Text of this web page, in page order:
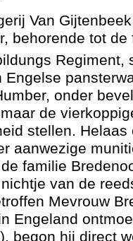
Van
behorende tot
Regiment,
Engelse
onder
de
stellen.
aanwezige
familie
van de
Mevrouw
Engeland
begon hij direct